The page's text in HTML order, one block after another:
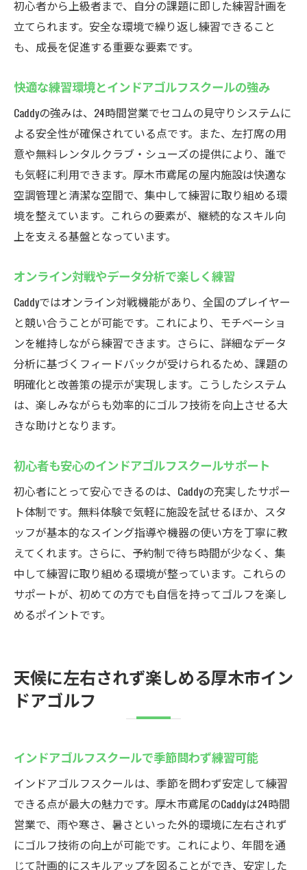
初心者から上級者まで、自分の課題に即した練習計画を
立てられます。安全な環境で繰り返し練習できること
も、成長を促進する重要な要素です。
快適な練習環境とインドアゴルフスクールの強み
Caddyの強みは、24時間営業でセコムの見守りシステムに
よる安全性が確保されている点です。また、左打席の用
意や無料レンタルクラブ・シューズの提供により、誰で
も気軽に利用できます。厚木市鳶尾の屋内施設は快適な
空調管理と清潔な空間で、集中して練習に取り組める環
境を整えています。これらの要素が、継続的なスキル向
上を支える基盤となっています。
オンライン対戦やデータ分析で楽しく練習
Caddyではオンライン対戦機能があり、全国のプレイヤー
と競い合うことが可能です。これにより、モチベーショ
ンを維持しながら練習できます。さらに、詳細なデータ
分析に基づくフィードバックが受けられるため、課題の
明確化と改善策の提示が実現します。こうしたシステム
は、楽しみながらも効率的にゴルフ技術を向上させる大
きな助けとなります。
初心者も安心のインドアゴルフスクールサポート
初心者にとって安心できるのは、Caddyの充実したサポー
ト体制です。無料体験で気軽に施設を試せるほか、スタ
ッフが基本的なスイング指導や機器の使い方を丁寧に教
えてくれます。さらに、予約制で待ち時間が少なく、集
中して練習に取り組める環境が整っています。これらの
サポートが、初めての方でも自信を持ってゴルフを楽し
めるポイントです。
天候に左右されず楽しめる厚木市イン
ドアゴルフ
インドアゴルフスクールで季節問わず練習可能
インドアゴルフスクールは、季節を問わず安定して練習
できる点が最大の魅力です。厚木市鳶尾のCaddyは24時間
営業で、雨や寒さ、暑さといった外的環境に左右されず
にゴルフ技術の向上が可能です。これにより、年間を通
じて計画的にスキルアップを図ることができ、安定した